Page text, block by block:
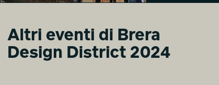
MENU II
Yeni Tatiana
MENU II
Maddalena
Altri eventi di Brera
Design District 2024